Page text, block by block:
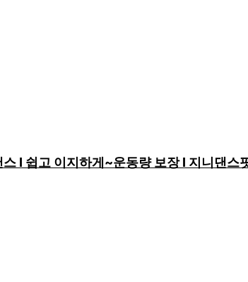
스 I 쉽고 이지하게~운동량 보장 I 지니댄